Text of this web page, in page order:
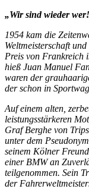
„Wir sind wieder
1954 kam die
Weltmeisterschaft
Preis von Frankreich
hieß Juan Manuel
waren der
der schon in
Auf einem alten,
leistungsstärkeren
Graf Berghe von
unter dem
seinem Kölner
einer BMW an
teilgenommen. Sein
der